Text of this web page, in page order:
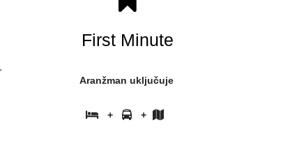
First Minute
Aranžman uključuje
+ +